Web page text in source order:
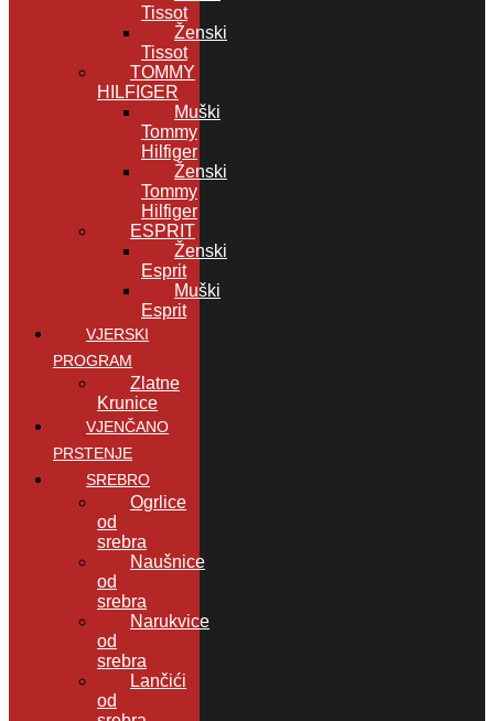
Tissot
Ženski
Tissot
TOMMY
HILFIGER
Muški
Tommy
Hilfiger
Ženski
Tommy
Hilfiger
ESPRIT
Ženski
Esprit
Muški
Esprit
VJERSKI
PROGRAM
Zlatne
Krunice
VJENČANO
PRSTENJE
SREBRO
Ogrlice
od
srebra
Naušnice
od
srebra
Narukvice
od
srebra
Lančići
od